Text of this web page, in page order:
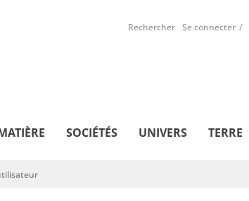
Rechercher Se connecter
SOCIÉTÉS UNIVERS TERRE